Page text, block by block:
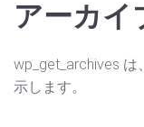
アーカイ
wp_get_archives
示します。